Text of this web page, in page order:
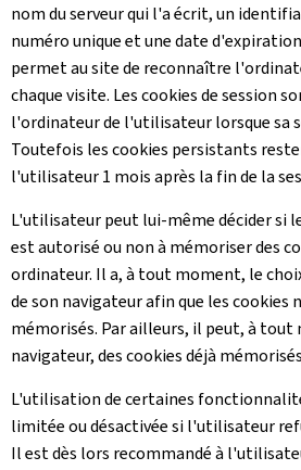
nom du serveur qui l'a écrit, un
numéro unique et une date
permet au site de reconnaître
chaque visite. Les cookies de session
l'ordinateur de l'utilisateur lorsque sa
Toutefois les cookies persistants
l'utilisateur 1 mois après la fin de la
L'utilisateur peut lui-même décider si
est autorisé ou non à mémoriser des
ordinateur. Il a, à tout moment, le
de son navigateur afin que les cookies
mémorisés. Par ailleurs, il peut, à tout
navigateur, des cookies déjà
L'utilisation de certaines
limitée ou désactivée si l'utilisateur
Il est dès lors recommandé à